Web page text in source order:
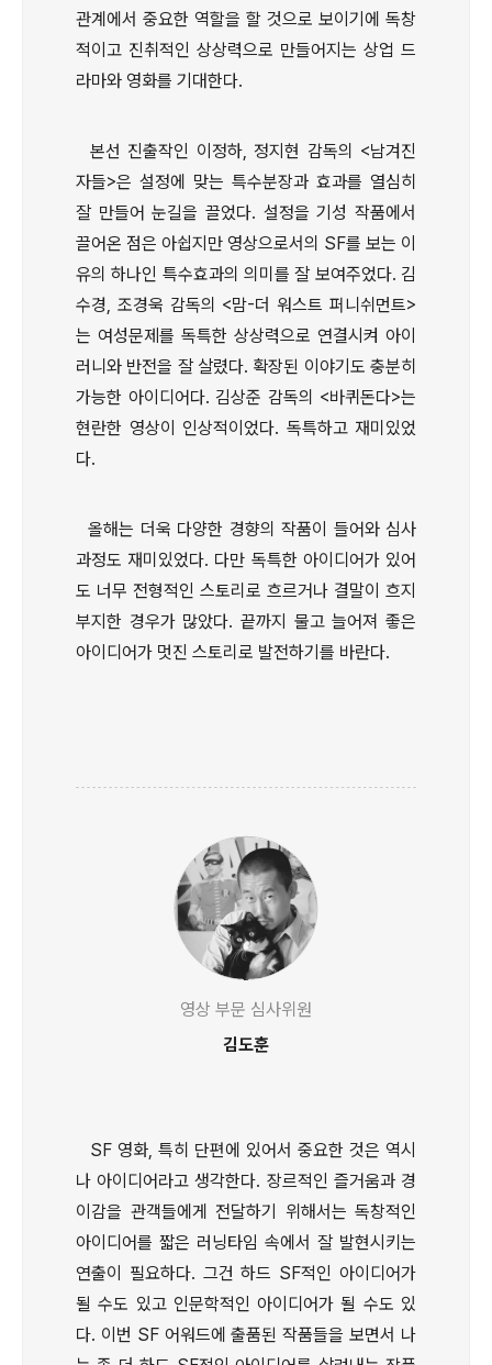
관계에서 중요한 역할을 할 것으로 보이기에 독창
적이고 진취적인 상상력으로 만들어지는 상업 드
라마와 영화를 기대한다.
본선 진출작인 이정하, 정지현 감독의 <남겨진
자들>은 설정에 맞는 특수분장과 효과를 열심히
잘 만들어 눈길을 끌었다. 설정을 기성 작품에서
끌어온 점은 아쉽지만 영상으로서의 SF를 보는 이
유의 하나인 특수효과의 의미를 잘 보여주었다. 김
수경, 조경욱 감독의 <맘-더 워스트 퍼니쉬먼트>
는 여성문제를 독특한 상상력으로 연결시켜 아이
러니와 반전을 잘 살렸다. 확장된 이야기도 충분히
가능한 아이디어다. 김상준 감독의 <바퀴돈다>는
현란한 영상이 인상적이었다. 독특하고 재미있었
다.
올해는 더욱 다양한 경향의 작품이 들어와 심사
과정도 재미있었다. 다만 독특한 아이디어가 있어
도 너무 전형적인 스토리로 흐르거나 결말이 흐지
부지한 경우가 많았다. 끝까지 물고 늘어져 좋은
아이디어가 멋진 스토리로 발전하기를 바란다.
영상 부문 심사위원
김도훈
SF 영화, 특히 단편에 있어서 중요한 것은 역시
나 아이디어라고 생각한다. 장르적인 즐거움과 경
이감을 관객들에게 전달하기 위해서는 독창적인
아이디어를 짧은 러닝타임 속에서 잘 발현시키는
연출이 필요하다. 그건 하드 SF적인 아이디어가
될 수도 있고 인문학적인 아이디어가 될 수도 있
다. 이번 SF 어워드에 출품된 작품들을 보면서 나